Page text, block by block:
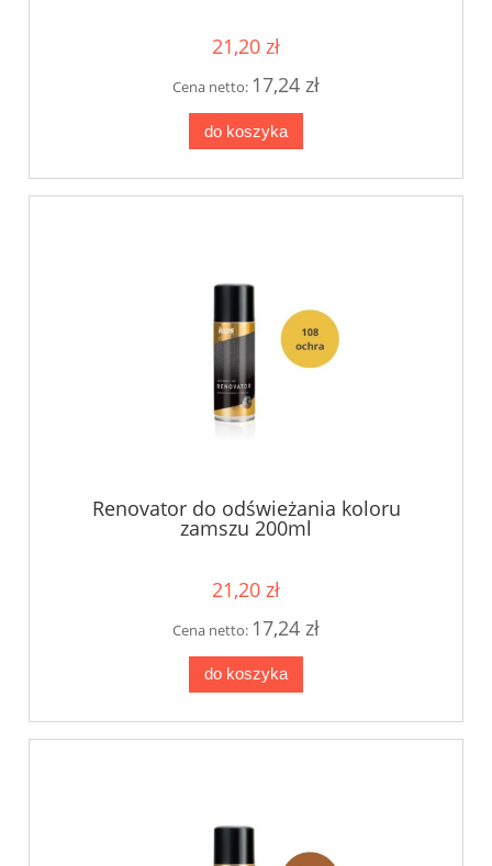
21,20 zł
Cena netto: 17,24 zł
do koszyka
Renovator do odświeżania koloru
zamszu 200ml
21,20 zł
Cena netto: 17,24 zł
do koszyka